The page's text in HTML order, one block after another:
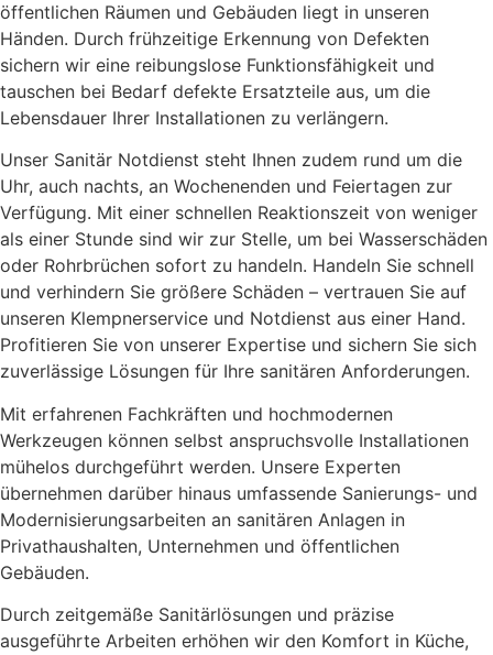
öffentlichen Räumen und Gebäuden liegt in unseren
Händen. Durch frühzeitige Erkennung von Defekten
sichern wir eine reibungslose Funktionsfähigkeit und
tauschen bei Bedarf defekte Ersatzteile aus, um die
Lebensdauer Ihrer Installationen zu verlängern.
Unser Sanitär Notdienst steht Ihnen zudem rund um die
Uhr, auch nachts, an Wochenenden und Feiertagen zur
Verfügung. Mit einer schnellen Reaktionszeit von weniger
als einer Stunde sind wir zur Stelle, um bei Wasserschäden
oder Rohrbrüchen sofort zu handeln. Handeln Sie schnell
und verhindern Sie größere Schäden – vertrauen Sie auf
unseren Klempnerservice und Notdienst aus einer Hand.
Profitieren Sie von unserer Expertise und sichern Sie sich
zuverlässige Lösungen für Ihre sanitären Anforderungen.
Mit erfahrenen Fachkräften und hochmodernen
Werkzeugen können selbst anspruchsvolle Installationen
mühelos durchgeführt werden. Unsere Experten
übernehmen darüber hinaus umfassende Sanierungs- und
Modernisierungsarbeiten an sanitären Anlagen in
Privathaushalten, Unternehmen und öffentlichen
Gebäuden.
Durch zeitgemäße Sanitärlösungen und präzise
ausgeführte Arbeiten erhöhen wir den Komfort in Küche,